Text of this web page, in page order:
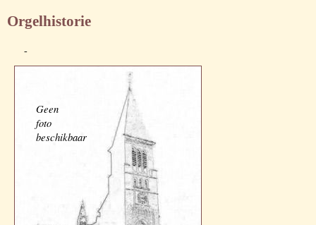
Orgelhistorie
-
Geen
foto
beschikbaar